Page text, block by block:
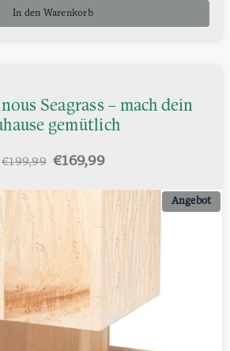
In den Warenkorb
Seagrass – mach dein
gemütlich
€199,99 Ursprünglicher
€169,99Aktueller
€169,99.
Angebot